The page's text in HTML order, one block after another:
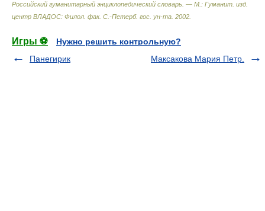
Российский гуманитарный энциклопедический словарь. — М.: Гуманит. изд.
центр ВЛАДОС: Филол. фак. С.-Петерб. гос. ун-та 2002
Игры ⚽
Нужно решить контрольную?
Панегирик
Максакова Мария Петр.